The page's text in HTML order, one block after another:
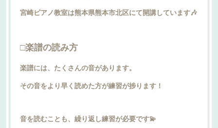
宮崎ピアノ教室は熊本県熊本市北区にて開講しています🎶
□楽譜の読み方
楽譜には、たくさんの音があります。
その音をより早く読めた方が練習が捗ります！
音を読むことも、繰り返し練習が必要です💫